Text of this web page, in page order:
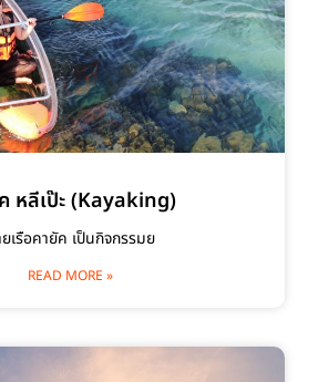
หลีเป๊ะ (Kayaking)
เรือคายัค เป็นกิจกรรมย
READ MORE »